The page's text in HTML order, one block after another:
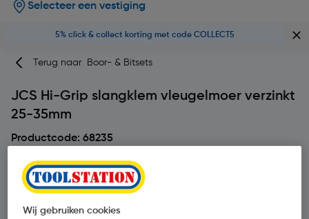
Selecteer een vestiging
5% click & collect korting met code COLLECT5
Terug naar Boor- & Bitsets
JCS Hi-Grip slangklem vleugelmoer verzinkt
25-35mm
Productcode: 68235
Wij gebruiken cookies